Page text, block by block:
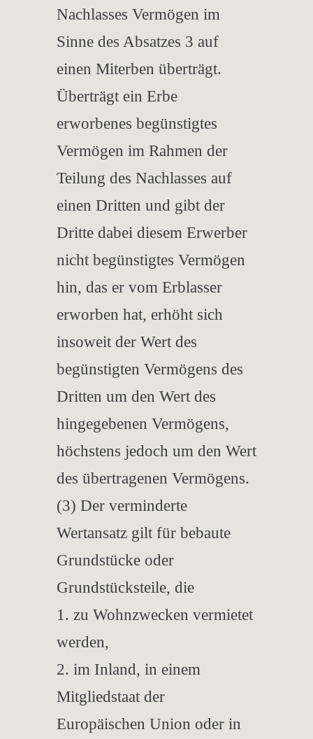
Nachlasses Vermögen im
Sinne des Absatzes 3 auf
einen Miterben überträgt.
Überträgt ein Erbe
erworbenes begünstigtes
Vermögen im Rahmen der
Teilung des Nachlasses auf
einen Dritten und gibt der
Dritte dabei diesem Erwerber
nicht begünstigtes Vermögen
hin, das er vom Erblasser
erworben hat, erhöht sich
insoweit der Wert des
begünstigten Vermögens des
Dritten um den Wert des
hingegebenen Vermögens,
höchstens jedoch um den Wert
des übertragenen Vermögens.
(3) Der verminderte
Wertansatz gilt für bebaute
Grundstücke oder
Grundstücksteile, die
1. zu Wohnzwecken vermietet
werden,
2. im Inland, in einem
Mitgliedstaat der
Europäischen Union oder in